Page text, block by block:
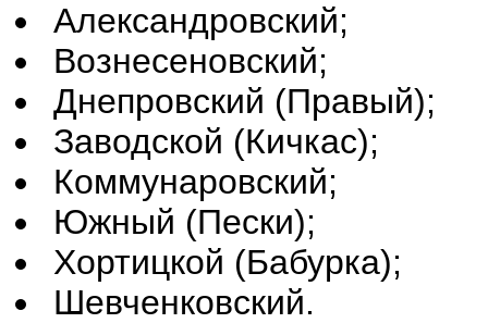
Александровский;
Вознесеновский;
Днепровский (Правый);
Заводской (Кичкас);
Коммунаровский;
Южный (Пески);
Хортицкой (Бабурка);
Шевченковский.